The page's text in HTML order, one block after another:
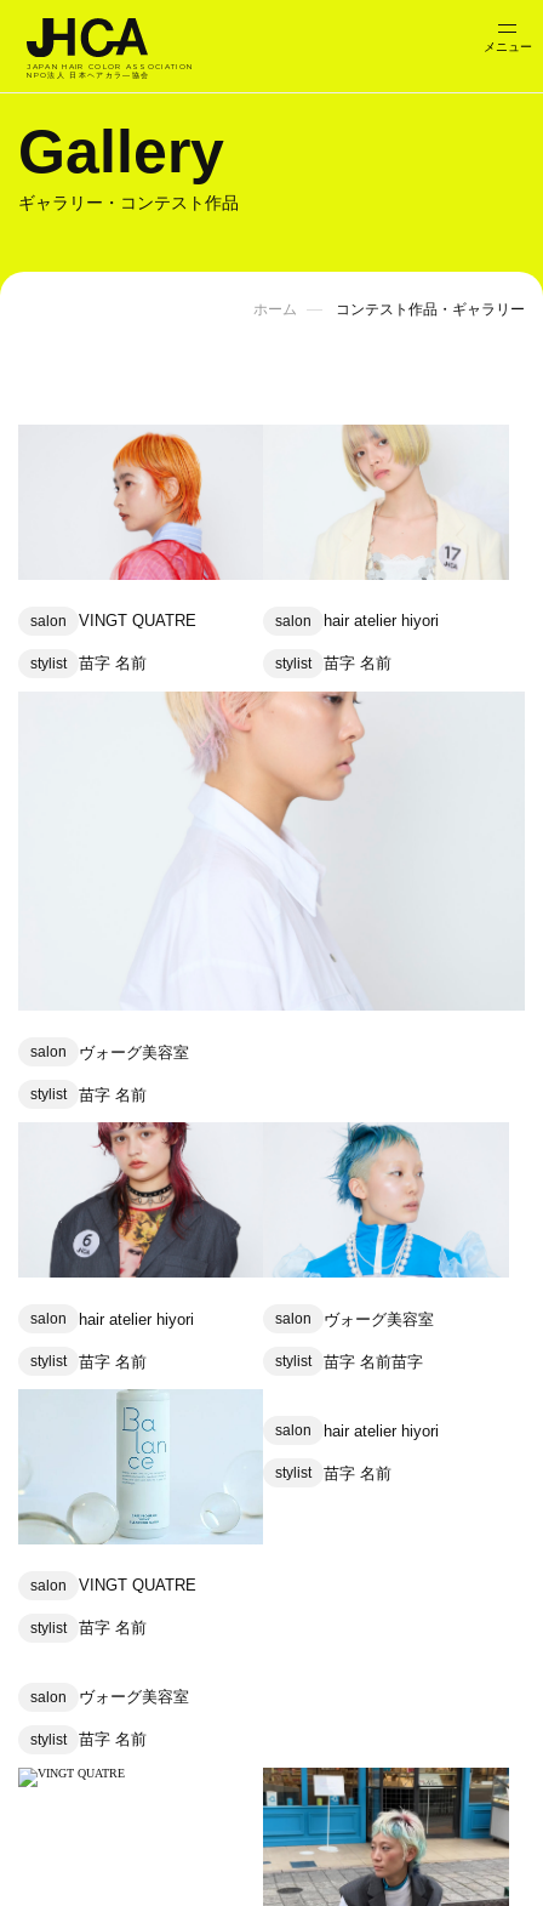
JAPAN HAIR COLOR ASSOCIATION
NPO法人 日本ヘアカラ―協会
Gallery
ギャラリー・コンテスト作品
ホーム コンテスト作品・ギャラリー
salon VINGT QUATRE
stylist 苗字 名前
salon hair atelier hiyori
stylist 苗字 名前
salon ヴォーグ美容室
stylist 苗字 名前
salon hair atelier hiyori
stylist 苗字 名前
salon ヴォーグ美容室
stylist 苗字 名前苗字
salon VINGT QUATRE
stylist 苗字 名前
salon hair atelier hiyori
stylist 苗字 名前
salon ヴォーグ美容室
stylist 苗字 名前